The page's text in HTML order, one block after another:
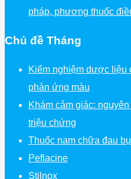
pháp, phương thuốc
Chủ đề Tháng
Kiểm nghiệm dược liệu
phản ứng màu
Khám cảm giác:
triệu chứng
Thuốc nam chữa đau
Peflacine
Stilnox